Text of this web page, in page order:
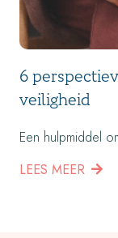
6
veiligheid
Een hulpmiddel
LEES MEER